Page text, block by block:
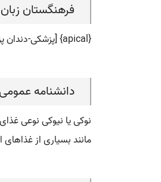
فرهنگستان
{apical} [پزشکی-دندان پزشکی] مربوط به نوک ریشۀ دندان
دانشنامه عمومی
نوکی یا نیوکی نوعی
مانند بسیاری از